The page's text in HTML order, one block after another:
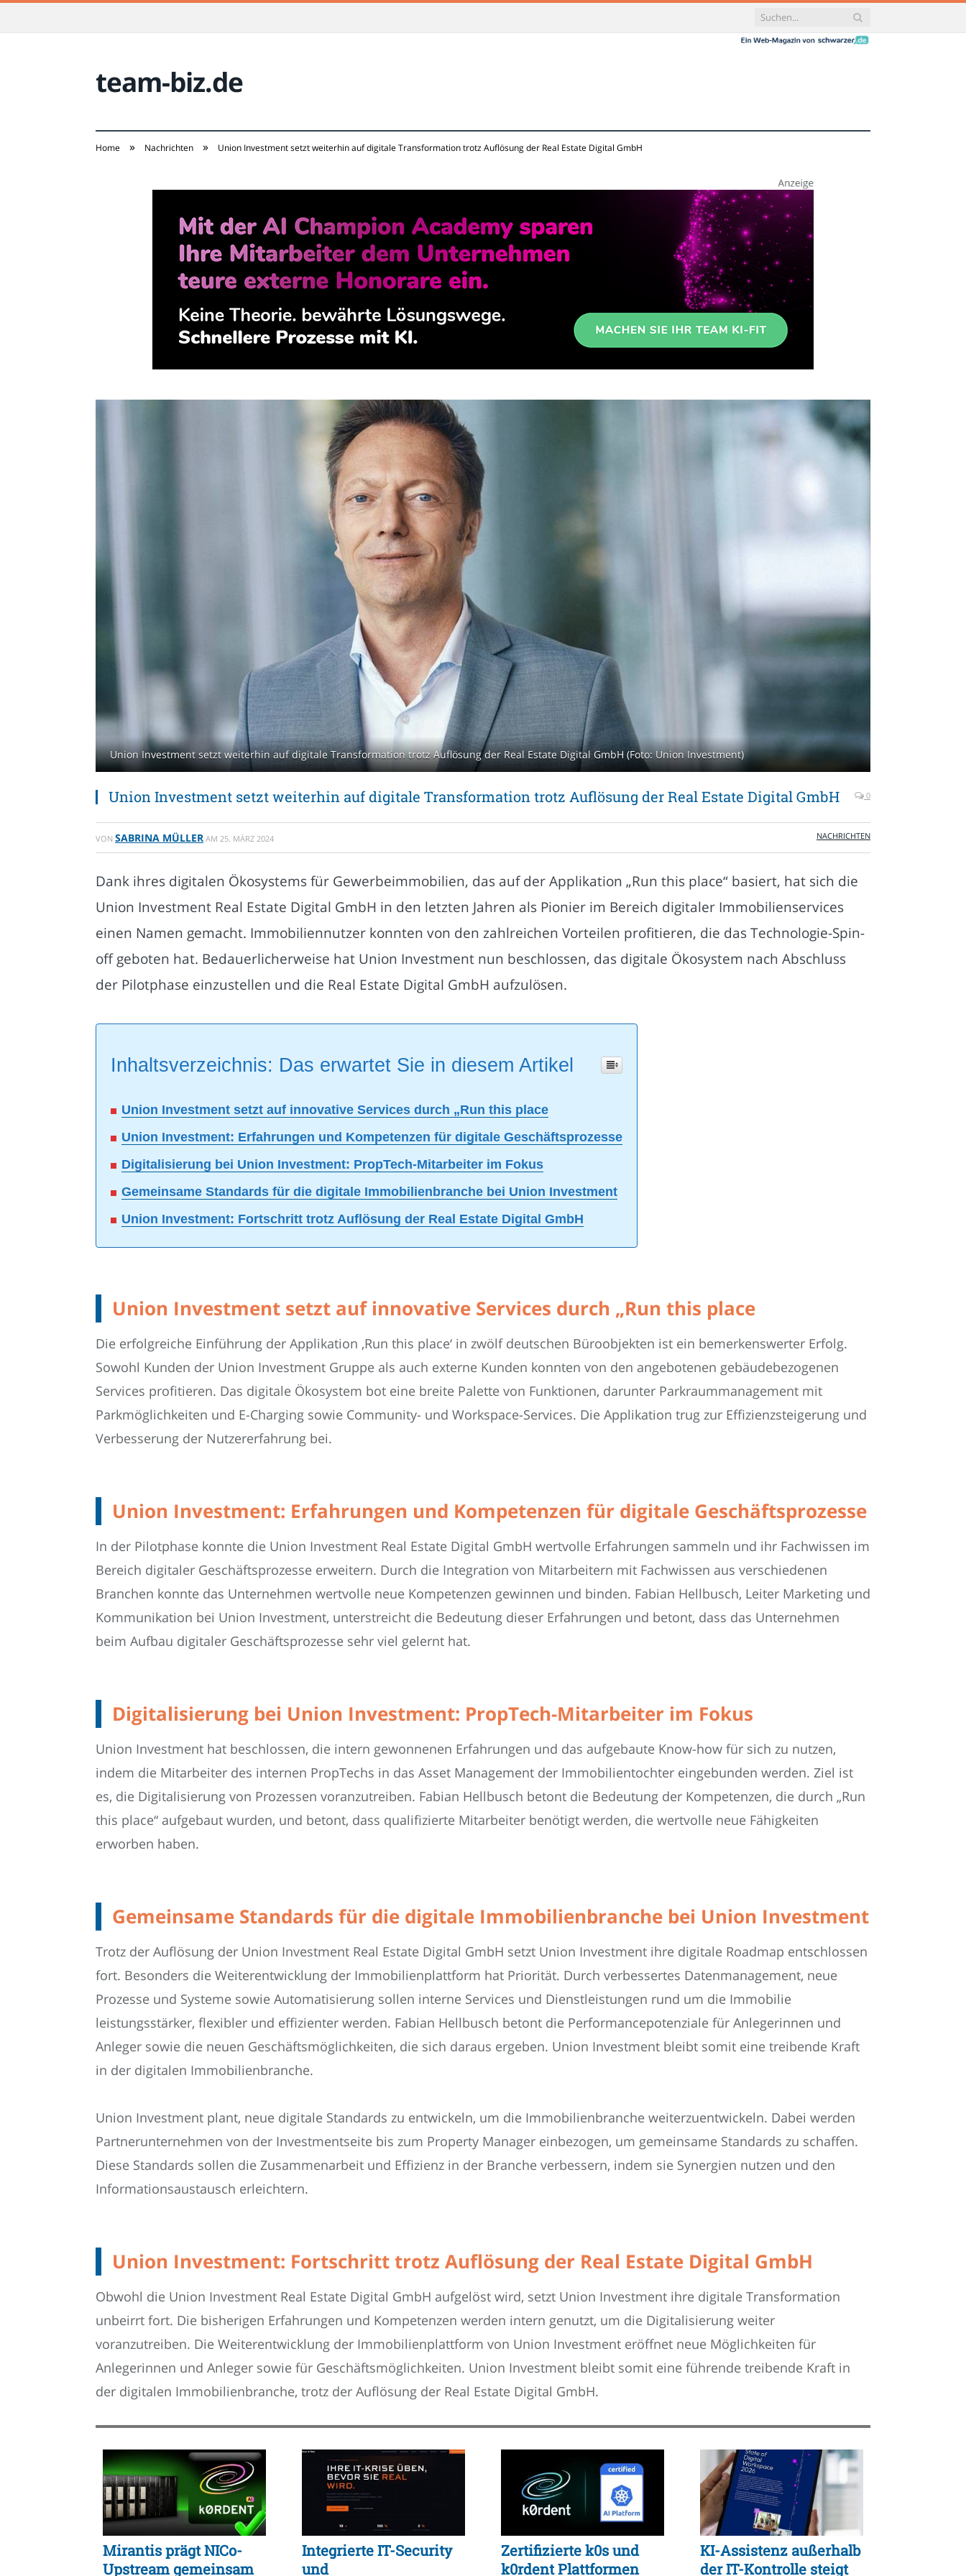
team-biz.de
Home » Nachrichten » Union Investment setzt weiterhin auf digitale Transformation trotz Auflösung der Real Estate Digital GmbH
Union Investment setzt weiterhin auf digitale Transformation trotz Auflösung der Real Estate Digital GmbH (Foto: Union Investment)
Union Investment setzt weiterhin auf digitale Transformation trotz Auflösung der Real Estate Digital GmbH 0
VON SABRINA MÜLLER AM 25. MÄRZ 2024 NACHRICHTEN
Dank ihres digitalen Ökosystems für Gewerbeimmobilien, das auf der Applikation „Run this place“ basiert, hat sich die
Union Investment Real Estate Digital GmbH in den letzten Jahren als Pionier im Bereich digitaler Immobilienservices
einen Namen gemacht. Immobiliennutzer konnten von den zahlreichen Vorteilen profitieren, die das Technologie-Spin-
off geboten hat. Bedauerlicherweise hat Union Investment nun beschlossen, das digitale Ökosystem nach Abschluss
der Pilotphase einzustellen und die Real Estate Digital GmbH aufzulösen.
Inhaltsverzeichnis: Das erwartet Sie in diesem Artikel
Union Investment setzt auf innovative Services durch „Run this place
Union Investment: Erfahrungen und Kompetenzen für digitale Geschäftsprozesse
Digitalisierung bei Union Investment: PropTech-Mitarbeiter im Fokus
Gemeinsame Standards für die digitale Immobilienbranche bei Union Investment
Union Investment: Fortschritt trotz Auflösung der Real Estate Digital GmbH
Union Investment setzt auf innovative Services durch „Run this place
Die erfolgreiche Einführung der Applikation ‚Run this place‘ in zwölf deutschen Büroobjekten ist ein bemerkenswerter Erfolg.
Sowohl Kunden der Union Investment Gruppe als auch externe Kunden konnten von den angebotenen gebäudebezogenen
Services profitieren. Das digitale Ökosystem bot eine breite Palette von Funktionen, darunter Parkraummanagement mit
Parkmöglichkeiten und E-Charging sowie Community- und Workspace-Services. Die Applikation trug zur Effizienzsteigerung und
Verbesserung der Nutzererfahrung bei.
Union Investment: Erfahrungen und Kompetenzen für digitale Geschäftsprozesse
In der Pilotphase konnte die Union Investment Real Estate Digital GmbH wertvolle Erfahrungen sammeln und ihr Fachwissen im
Bereich digitaler Geschäftsprozesse erweitern. Durch die Integration von Mitarbeitern mit Fachwissen aus verschiedenen
Branchen konnte das Unternehmen wertvolle neue Kompetenzen gewinnen und binden. Fabian Hellbusch, Leiter Marketing und
Kommunikation bei Union Investment, unterstreicht die Bedeutung dieser Erfahrungen und betont, dass das Unternehmen
beim Aufbau digitaler Geschäftsprozesse sehr viel gelernt hat.
Digitalisierung bei Union Investment: PropTech-Mitarbeiter im Fokus
Union Investment hat beschlossen, die intern gewonnenen Erfahrungen und das aufgebaute Know-how für sich zu nutzen,
indem die Mitarbeiter des internen PropTechs in das Asset Management der Immobilientochter eingebunden werden. Ziel ist
es, die Digitalisierung von Prozessen voranzutreiben. Fabian Hellbusch betont die Bedeutung der Kompetenzen, die durch „Run
this place“ aufgebaut wurden, und betont, dass qualifizierte Mitarbeiter benötigt werden, die wertvolle neue Fähigkeiten
erworben haben.
Gemeinsame Standards für die digitale Immobilienbranche bei Union Investment
Trotz der Auflösung der Union Investment Real Estate Digital GmbH setzt Union Investment ihre digitale Roadmap entschlossen
fort. Besonders die Weiterentwicklung der Immobilienplattform hat Priorität. Durch verbessertes Datenmanagement, neue
Prozesse und Systeme sowie Automatisierung sollen interne Services und Dienstleistungen rund um die Immobilie
leistungsstärker, flexibler und effizienter werden. Fabian Hellbusch betont die Performancepotenziale für Anlegerinnen und
Anleger sowie die neuen Geschäftsmöglichkeiten, die sich daraus ergeben. Union Investment bleibt somit eine treibende Kraft
in der digitalen Immobilienbranche.
Union Investment plant, neue digitale Standards zu entwickeln, um die Immobilienbranche weiterzuentwickeln. Dabei werden
Partnerunternehmen von der Investmentseite bis zum Property Manager einbezogen, um gemeinsame Standards zu schaffen.
Diese Standards sollen die Zusammenarbeit und Effizienz in der Branche verbessern, indem sie Synergien nutzen und den
Informationsaustausch erleichtern.
Union Investment: Fortschritt trotz Auflösung der Real Estate Digital GmbH
Obwohl die Union Investment Real Estate Digital GmbH aufgelöst wird, setzt Union Investment ihre digitale Transformation
unbeirrt fort. Die bisherigen Erfahrungen und Kompetenzen werden intern genutzt, um die Digitalisierung weiter
voranzutreiben. Die Weiterentwicklung der Immobilienplattform von Union Investment eröffnet neue Möglichkeiten für
Anlegerinnen und Anleger sowie für Geschäftsmöglichkeiten. Union Investment bleibt somit eine führende treibende Kraft in
der digitalen Immobilienbranche, trotz der Auflösung der Real Estate Digital GmbH.
Mirantis prägt NICo-
Upstream gemeinsam
Integrierte IT-Security
und
Zertifizierte k0s und
k0rdent Plattformen
KI-Assistenz außerhalb
der IT-Kontrolle steigt